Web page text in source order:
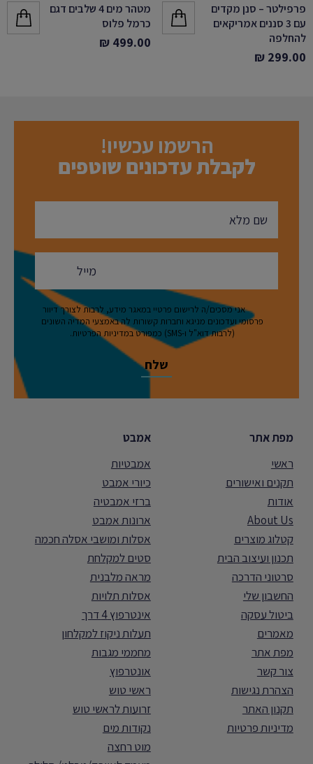
פרפילטר – סנן מקדים
עם 3 סננים אמריקאים
להחלפה
299.00
₪
מטהר מים 4 שלבים דגם
כרמל פלוס
499.00
₪
הרשמו עכשיו!
לקבלת עדכונים שוטפים
אני מסכים/ה לרישום פרטיי במאגר מידע, לרבות לצורך דיוור
פרסומי ועדכונים מניגא וחברות קשורות לה באמצעי המדיה השונים
(לרבות דוא"ל ו-SMS) כמפורט במדיניות הפרטיות.
מפת אתר
ראשי
תקנים ואישורים
אודות
About Us
קטלוג מוצרים
תכנון ועיצוב הבית
סרטוני הדרכה
החשבון שלי
ביטול עסקה
מאמרים
מפת אתר
צור קשר
הצהרת נגישות
תקנון האתר
מדיניות פרטיות
אמבט
אמבטיות
כיורי אמבט
ברזי אמבטיה
ארונות אמבט
אסלות ומושבי אסלה חכמה
סטים למקלחת
מראה מלבנית
אסלות תלויות
אינטרפוץ 4 דרך
תעלות ניקוז למקלחון
מחממי מגבות
אונטרפוץ
ראשי טוש
זרועות לראשי טוש
נקודות מים
מוט רחצה